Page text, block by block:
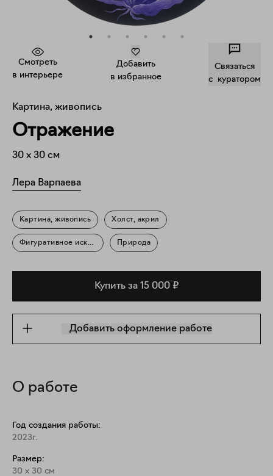
Смотреть
в интерьере
Добавить
в избранное
Связаться
c куратором
Картина, живопись
Отражение
30 x 30 см
Лера Варпаева
Картина, живопись Холст, акрил
Фигуративное искусство Природа
Купить за 15 000 ₽
Добавить оформление работе
О работе
Год создания работы:
2023г.
Размер:
30 x 30 см